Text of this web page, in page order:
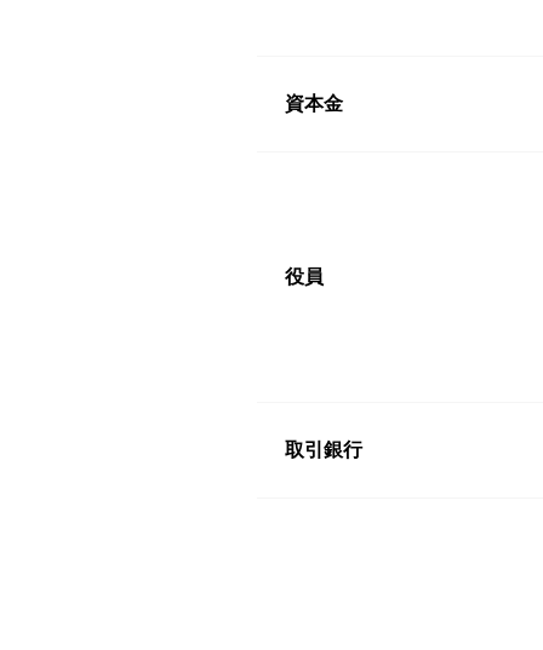
資本金
役員
取引銀行